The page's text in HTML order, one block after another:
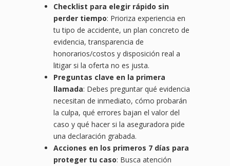
Checklist para elegir rápido sin
perder tiempo: Prioriza experiencia en
tu tipo de accidente, un plan concreto de
evidencia, transparencia de
honorarios/costos y disposición real a
litigar si la oferta no es justa.
Preguntas clave en la primera
llamada: Debes preguntar qué evidencia
necesitan de inmediato, cómo probarán
la culpa, qué errores bajan el valor del
caso y qué hacer si la aseguradora pide
una declaración grabada.
Acciones en los primeros 7 días para
proteger tu caso: Busca atención